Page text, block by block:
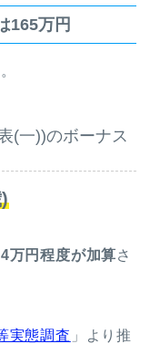
165万円
(一))のボーナス
万円程度が加算さ
実態調査 」より推